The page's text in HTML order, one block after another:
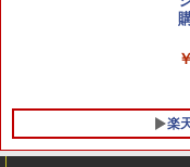
楽